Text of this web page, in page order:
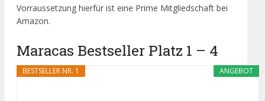
Vorraussetzung hierfür ist eine Prime Mitgliedschaft bei
Amazon.
Maracas Bestseller Platz 1 – 4
ANGEBOT
BESTSELLER NR. 1